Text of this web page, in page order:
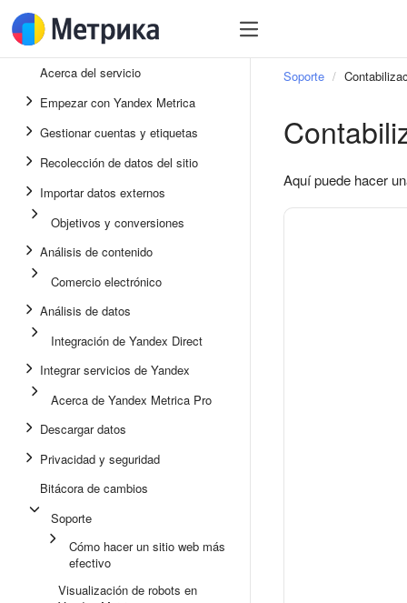
Acerca del servicio
Empezar con Yandex Metrica
Gestionar cuentas y etiquetas
Recolección de datos del sitio
Importar datos externos
Objetivos y conversiones
Análisis de contenido
Comercio electrónico
Análisis de datos
Integración de Yandex Direct
Integrar servicios de Yandex
Acerca de Yandex Metrica Pro
Descargar datos
Privacidad y seguridad
Bitácora de cambios
Soporte
Cómo hacer un sitio web más
efectivo
Visualización de robots en
Soporte
Aquí puede hacer